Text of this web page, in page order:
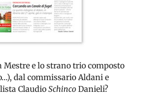
Mestre e lo strano trio composto
dal commissario Aldani e
Claudio Schinco Danieli?